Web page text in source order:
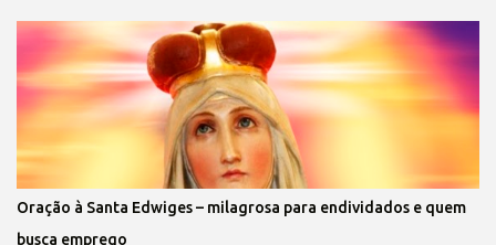
Oração à Santa Edwiges – milagrosa para endividados e quem
busca emprego